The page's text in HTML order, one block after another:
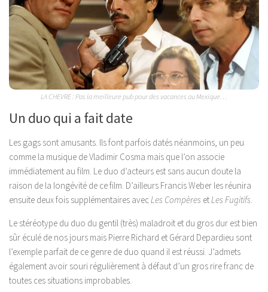
LA CHEVRE : Pas la meilleure pub pour des vacances au Mexique…
Un duo qui a fait date
Les gags sont amusants. Ils font parfois datés néanmoins, un peu
comme la musique de Vladimir Cosma mais que l’on associe
immédiatement au film. Le duo d’acteurs est sans aucun doute la
raison de la longévité de ce film. D’ailleurs Francis Weber les réunira
ensuite deux fois supplémentaires avecLes Compères etLes Fugitifs.
Le stéréotype du duo du gentil (très) maladroit et du gros dur est bien
sûr éculé de nos jours mais Pierre Richard et Gérard Depardieu sont
l’exemple parfait de ce genre de duo quand il est réussi. J’admets
également avoir souri régulièrement à défaut d’un gros rire franc de
toutes ces situations improbables.